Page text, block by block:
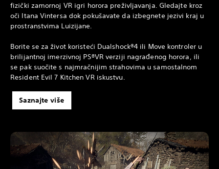
fizički zamornoj VR igri horora preživljavanja. Gledajte kroz
oči Itana Vintersa dok pokušavate da izbegnete jezivi kraj u
prostranstvima Luizijane.
Borite se za život koristeći Dualshock®4 ili Move kontroler u
brilijantnoj imerzivnoj PS®VR verziji nagrađenog horora, ili
se pak suočite s najmračnijim strahovima u samostalnom
Resident Evil 7 Kitchen VR iskustvu.
Saznajte više